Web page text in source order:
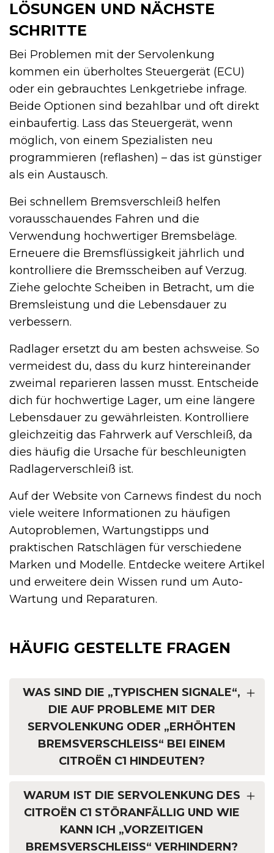
LÖSUNGEN UND NÄCHSTE
SCHRITTE
Bei Problemen mit der Servolenkung
kommen ein überholtes Steuergerät (ECU)
oder ein gebrauchtes Lenkgetriebe infrage.
Beide Optionen sind bezahlbar und oft direkt
einbaufertig. Lass das Steuergerät, wenn
möglich, von einem Spezialisten neu
programmieren (reflashen) – das ist günstiger
als ein Austausch.
Bei schnellem Bremsverschleiß helfen
vorausschauendes Fahren und die
Verwendung hochwertiger Bremsbeläge.
Erneuere die Bremsflüssigkeit jährlich und
kontrolliere die Bremsscheiben auf Verzug.
Ziehe gelochte Scheiben in Betracht, um die
Bremsleistung und die Lebensdauer zu
verbessern.
Radlager ersetzt du am besten achsweise. So
vermeidest du, dass du kurz hintereinander
zweimal reparieren lassen musst. Entscheide
dich für hochwertige Lager, um eine längere
Lebensdauer zu gewährleisten. Kontrolliere
gleichzeitig das Fahrwerk auf Verschleiß, da
dies häufig die Ursache für beschleunigten
Radlagerverschleiß ist.
Auf der Website von Carnews findest du noch
viele weitere Informationen zu häufigen
Autoproblemen, Wartungstipps und
praktischen Ratschlägen für verschiedene
Marken und Modelle. Entdecke weitere Artikel
und erweitere dein Wissen rund um Auto-
Wartung und Reparaturen.
HÄUFIG GESTELLTE FRAGEN
WAS SIND DIE „TYPISCHEN SIGNALE“,
DIE AUF PROBLEME MIT DER
SERVOLENKUNG ODER „ERHÖHTEN
BREMSVERSCHLEISS“ BEI EINEM C
ITROËN C1 HINDEUTEN?
WARUM IST DIE SERVOLENKUNG DES
CITROËN C1 STÖRANFÄLLIG UND WIE
KANN ICH „VORZEITIGEN
BREMSVERSCHLEISS“ VERHINDERN?